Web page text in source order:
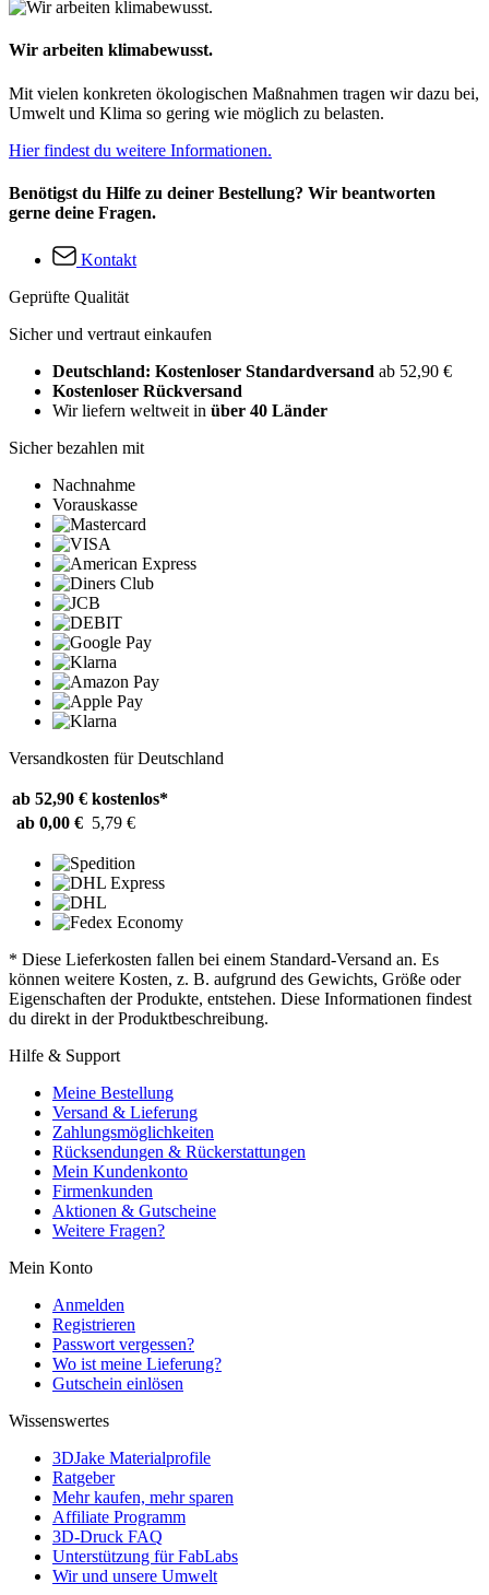
Wir arbeiten klimabewusst.
Mit vielen konkreten ökologischen Maßnahmen tragen wir dazu bei,
Umwelt und Klima so gering wie möglich zu belasten.
Hier findest du weitere Informationen.
Benötigst du Hilfe zu deiner Bestellung? Wir beantworten
gerne deine Fragen.
Kontakt
Geprüfte Qualität
Sicher und vertraut einkaufen
Deutschland: Kostenloser Standardversand ab 52,90 €
Kostenloser Rückversand
Wir liefern weltweit in über 40 Länder
Sicher bezahlen mit
Nachnahme
Vorauskasse
Versandkosten für Deutschland
ab 52,90 € kostenlos*
ab 0,00 € 5,79 €
* Diese Lieferkosten fallen bei einem Standard-Versand an. Es
können weitere Kosten, z. B. aufgrund des Gewichts, Größe oder
Eigenschaften der Produkte, entstehen. Diese Informationen findest
du direkt in der Produktbeschreibung.
Hilfe & Support
Meine Bestellung
Versand & Lieferung
Zahlungsmöglichkeiten
Rücksendungen & Rückerstattungen
Mein Kundenkonto
Firmenkunden
Aktionen & Gutscheine
Weitere Fragen?
Mein Konto
Anmelden
Registrieren
Passwort vergessen?
Wo ist meine Lieferung?
Gutschein einlösen
Wissenswertes
3DJake Materialprofile
Ratgeber
Mehr kaufen, mehr sparen
Affiliate Programm
3D-Druck FAQ
Unterstützung für FabLabs
Wir und unsere Umwelt